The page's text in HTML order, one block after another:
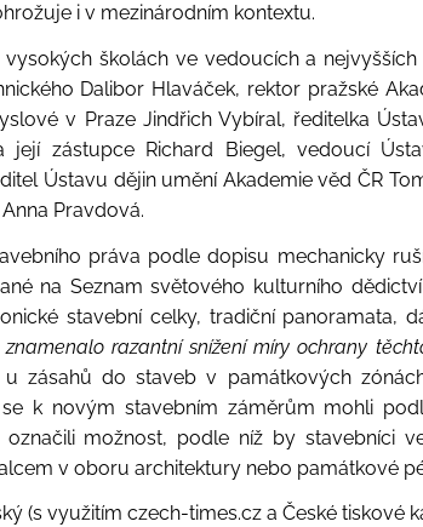
i v mezinárodním kontextu.
školách ve vedoucích a
Dalibor Hlaváček, rektor pražské
v Praze Jindřich Vybíral, ředitelka
její zástupce Richard Biegel, vedoucí
Ústavu dějin umění Akademie věd ČR
Pravdová.
práva podle dopisu mechanicky
na Seznam světového kulturního
stavební celky, tradiční panoramata,
razantní snížení míry ochrany
u zásahů do staveb v památkových
k novým stavebním záměrům mohli
označili možnost, podle níž by stavebníci
v oboru architektury nebo památkové
(s využitím czech-times.cz a České tiskové